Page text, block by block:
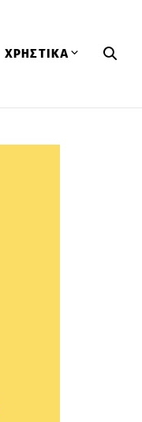
ΧΡΗΣΤΙΚΑ